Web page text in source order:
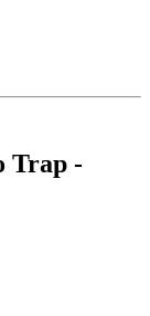
Trap -